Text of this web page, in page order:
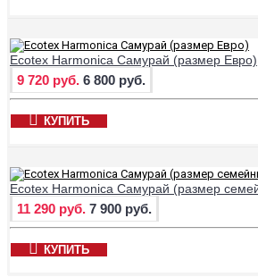
Ecotex Harmonica Самурай (размер Евро)
9 720 руб. 6 800 руб.
КУПИТЬ
Ecotex Harmonica Самурай (размер
11 290 руб. 7 900 руб.
КУПИТЬ